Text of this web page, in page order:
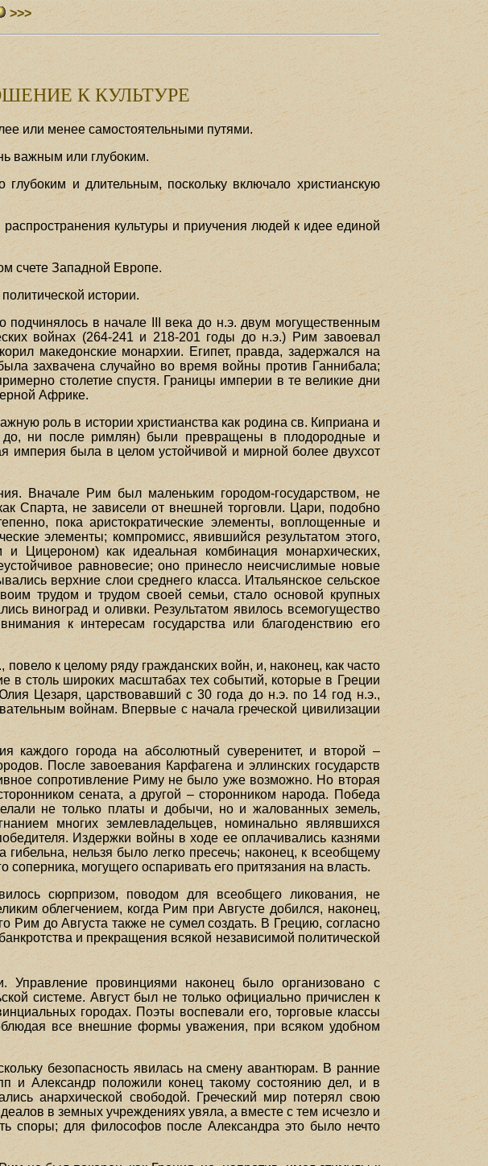
>>>
К КУЛЬТУРЕ
или менее самостоятельными путями.
важным или глубоким.
и длительным, поскольку включало христианскую
культуры и приучения людей к идее единой
счете Западной Европе.
истории.
в начале III века до н.э. двум могущественным
войнах (264-241 и 218-201 годы до н.э.) Рим завоевал
македонские монархии. Египет, правда, задержался на
захвачена случайно во время войны против Ганнибала;
столетие спустя. Границы империи в те великие дни
Африке.
роль в истории христианства как родина св. Киприана и
ни после римлян) были превращены в плодородные и
империя была в целом устойчивой и мирной более двухсот
Вначале Рим был маленьким городом-государством, не
Спарта, не зависели от внешней торговли. Цари, подобно
пока аристократические элементы, воплощенные и
элементы; компромисс, явившийся результатом этого,
Цицероном) как идеальная комбинация монархических,
равновесие; оно принесло неисчислимые новые
верхние слои среднего класса. Итальянское сельское
трудом и трудом своей семьи, стало основой крупных
виноград и оливки. Результатом явилось всемогущество
к интересам государства или благоденствию его
к целому ряду гражданских войн, и, наконец, как часто
в столь широких масштабах тех событий, которые в Греции
Цезаря, царствовавший с 30 года до н.э. по 14 год н.э.,
войнам. Впервые с начала греческой цивилизации
каждого города на абсолютный суверенитет, и второй –
После завоевания Карфагена и эллинских государств
сопротивление Риму не было уже возможно. Но вторая
сената, а другой – сторонником народа. Победа
не только платы и добычи, но и жалованных земель,
многих землевладельцев, номинально являвшихся
Издержки войны в ходе ее оплачивались казнями
нельзя было легко пресечь; наконец, к всеобщему
соперника, могущего оспаривать его притязания на власть.
сюрпризом, поводом для всеобщего ликования, не
облегчением, когда Рим при Августе добился, наконец,
Рим до Августа также не сумел создать. В Грецию, согласно
и прекращения всякой независимой политической
Управление провинциями наконец было организовано с
системе. Август был не только официально причислен к
городах. Поэты воспевали его, торговые классы
все внешние формы уважения, при всяком удобном
безопасность явилась на смену авантюрам. В ранние
и Александр положили конец такому состоянию дел, и в
анархической свободой. Греческий мир потерял свою
в земных учреждениях увяла, а вместе с тем исчезло и
споры; для философов после Александра это было нечто